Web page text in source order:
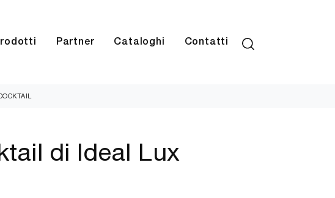
Partner Cataloghi Contatti
di Ideal Lux